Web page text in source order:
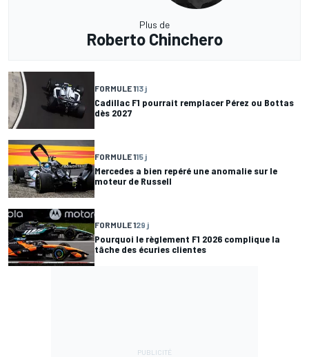
Plus de
Roberto Chinchero
FORMULE 113 j
Cadillac F1 pourrait remplacer Pérez ou Bottas
dès 2027
FORMULE 115 j
Mercedes a bien repéré une anomalie sur le
moteur de Russell
FORMULE 129 j
Pourquoi le règlement F1 2026 complique la
tâche des écuries clientes